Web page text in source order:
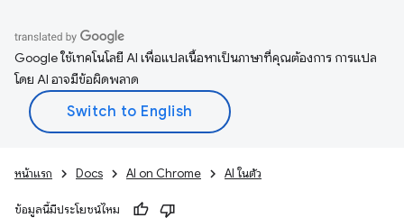
Google ใช้เทคโนโลยี AI เพื่อแปลเนื้อหาเป็นภาษาที่คุณต้องการ การแปล
โดย AI อาจมีข้อผิดพลาด
หน้าแรก Docs AI on Chrome AI ในตัว
ข้อมูลนี้มีประโยชน์ไหม